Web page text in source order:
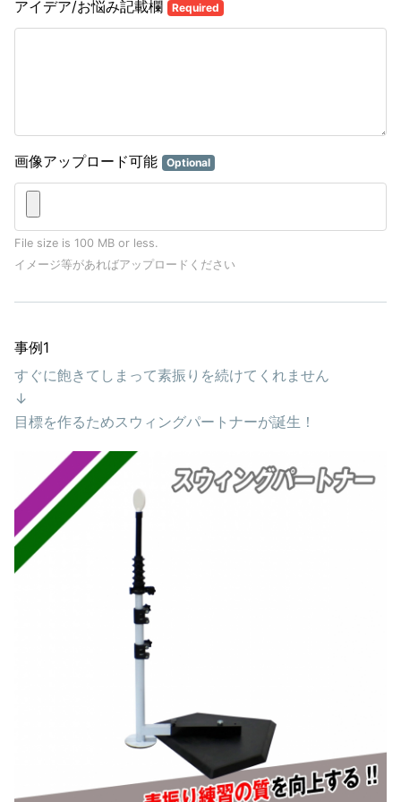
アイデア/お悩み記載欄 Required
画像アップロード可能 Optional
File size is 100 MB or less.
イメージ等があればアップロードください
事例1
すぐに飽きてしまって素振りを続けてくれません
↓
目標を作るためスウィングパートナーが誕生！